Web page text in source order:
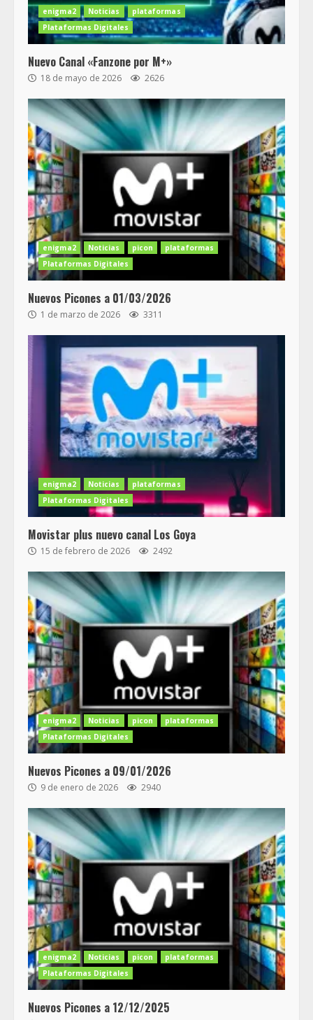
enigma2 Noticias
plataformas
Plataformas Digitales
Nuevo Canal «Fanzone por M+»
18 de mayo de 2026 2626
enigma2 Noticias picon
plataformas
Plataformas Digitales
Nuevos Picones a 01/03/2026
1 de marzo de 2026 3311
enigma2 Noticias
plataformas
Plataformas Digitales
Movistar plus nuevo canal Los Goya
15 de febrero de 2026 2492
enigma2 Noticias picon
plataformas
Plataformas Digitales
Nuevos Picones a 09/01/2026
9 de enero de 2026 2940
enigma2 Noticias picon
plataformas
Plataformas Digitales
Nuevos Picones a 12/12/2025